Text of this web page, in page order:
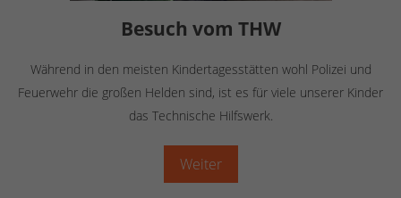
Besuch vom THW
Während in den meisten Kindertagesstätten wohl Polizei und
Feuerwehr die großen Helden sind, ist es für viele unserer Kinder
das Technische Hilfswerk.
Weiter